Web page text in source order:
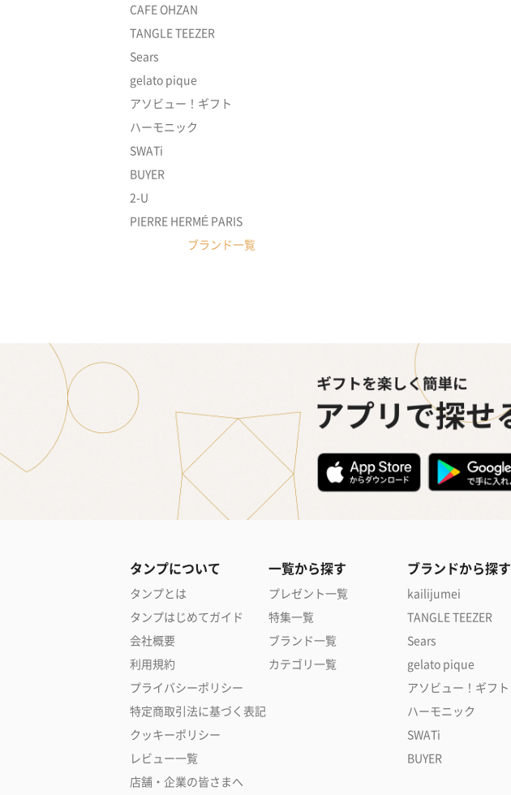
CAFE OHZAN
TANGLE TEEZER
Sears
gelato pique
アソビュー！ギフト
ハーモニック
SWATi
BUYER
2-U
PIERRE HERMÉ PARIS
ブランド一覧
タンプについて
タンプとは
タンプはじめてガイド
会社概要
利用規約
プライバシーポリシー
特定商取引法に基づく表記
クッキーポリシー
レビュー一覧
店舗・企業の皆さまへ
一覧から探す
プレゼント一覧
特集一覧
ブランド一覧
カテゴリ一覧
ブランドから探す
kailijumei
TANGLE TEEZER
Sears
gelato pique
アソビュー！ギフト
ハーモニック
SWATi
BUYER